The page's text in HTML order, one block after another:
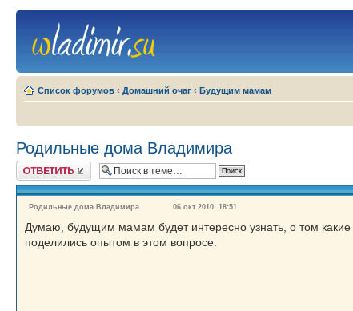
Список форумов ‹ Домашний очаг ‹ Будущим мамам
Родильные дома Владимира
Ответить
Родильные дома Владимира 06 окт 2010, 18:51
Думаю, будущим мамам будет интересно узнать, о том
поделились опытом в этом вопросе.